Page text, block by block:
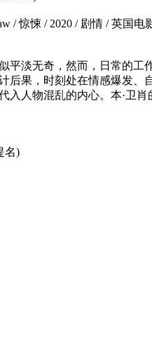
惊悚 / 2020 / 剧情 / 英国电
淡无奇，然而，日常的工
后果，时刻处在情感爆发
人物混乱的内心。本·卫肖
名)